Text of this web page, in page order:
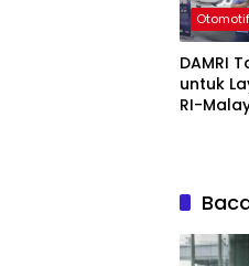
Otomotif
DAMRI
untuk
RI-